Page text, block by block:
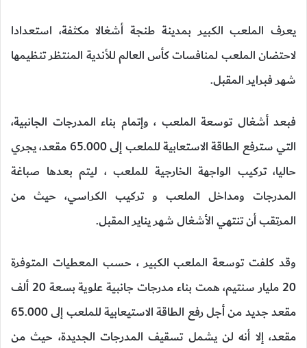
يعرف الملعب الكبير بمدينة طنجة أشغالا مكثفة، استعدادا
لاحتضان الملعب لمنافسات كأس العالم للأندية المنتظر تنظيمها
شهر فبراير المقبل.
فبعد أشغال توسعة الملعب ، وإتمام بناء المدرجات الجانبية،
التي سترفع الطاقة الاستعابية للملعب إلى 65.000 مقعد، يجري
حاليا، تركيب الواجهة الخارجية للملعب ، ليتم بعدها صباغة
المدرجات ومداخل الملعب و تركيب الكراسي، حيث من
المرتقب أن تنتهي الأشغال شهر يناير المقبل.
وقد كلفت توسعة الملعب الكبير ، حسب المعطيات المتوفرة
20 مليار سنتيم، همت بناء مدرجات جانبية علوية بسعة 20 ألف
مقعد جديد من أجل رفع الطاقة الاستيعابية للملعب إلى 65.000
مقعد، إلا أنه لن يشمل تسقيف المدرجات الجديدة، حيث من